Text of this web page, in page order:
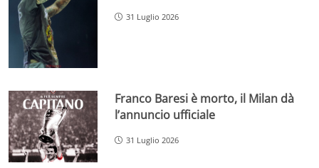
31 Luglio 2026
Franco Baresi è morto, il Milan dà
l’annuncio ufficiale
31 Luglio 2026